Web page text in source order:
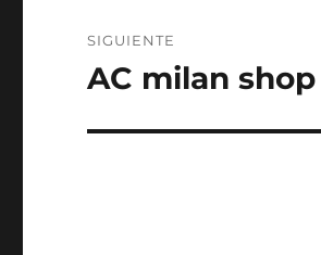
SIGUIENTE
Entrada
AC milan